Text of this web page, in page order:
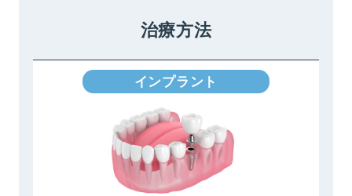
治療方法
インプラント